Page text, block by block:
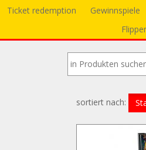
Ticket redemption Gewinnspiele
Flipper
sortiert nach: